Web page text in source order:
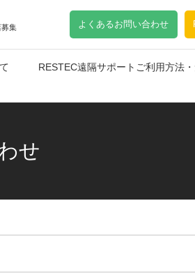
募集 よくあるお問い合わせ
RESTEC遠隔サポートご利用方法
せ